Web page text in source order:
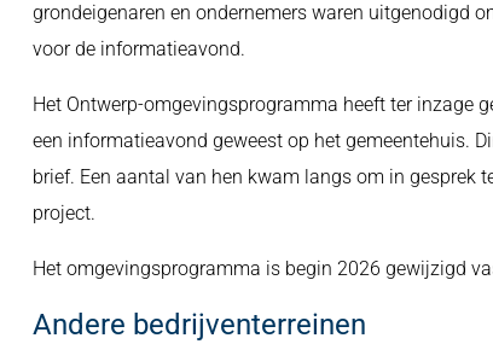
grondeigenaren en ondernemers waren uitgenodigd
voor de informatieavond.
Het Ontwerp-omgevingsprogramma heeft ter inzage
een informatieavond geweest op het gemeentehuis.
brief. Een aantal van hen kwam langs om in gesprek
project.
Het omgevingsprogramma is begin 2026 gewijzigd
Andere bedrijventerreinen